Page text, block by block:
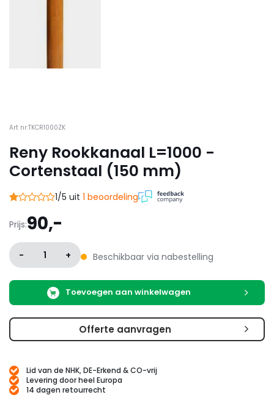
Art nr:TKCR1000ZK
Reny Rookkanaal L=1000 -
Cortenstaal (150 mm)
1/5 uit 1 beoordeling
Prijs:90,-
- 1 + Beschikbaar via nabestelling
Toevoegen aan winkelwagen
Offerte aanvragen
Lid van de NHK, DE-Erkend & CO-vrij
Levering door heel Europa
14 dagen retourrecht